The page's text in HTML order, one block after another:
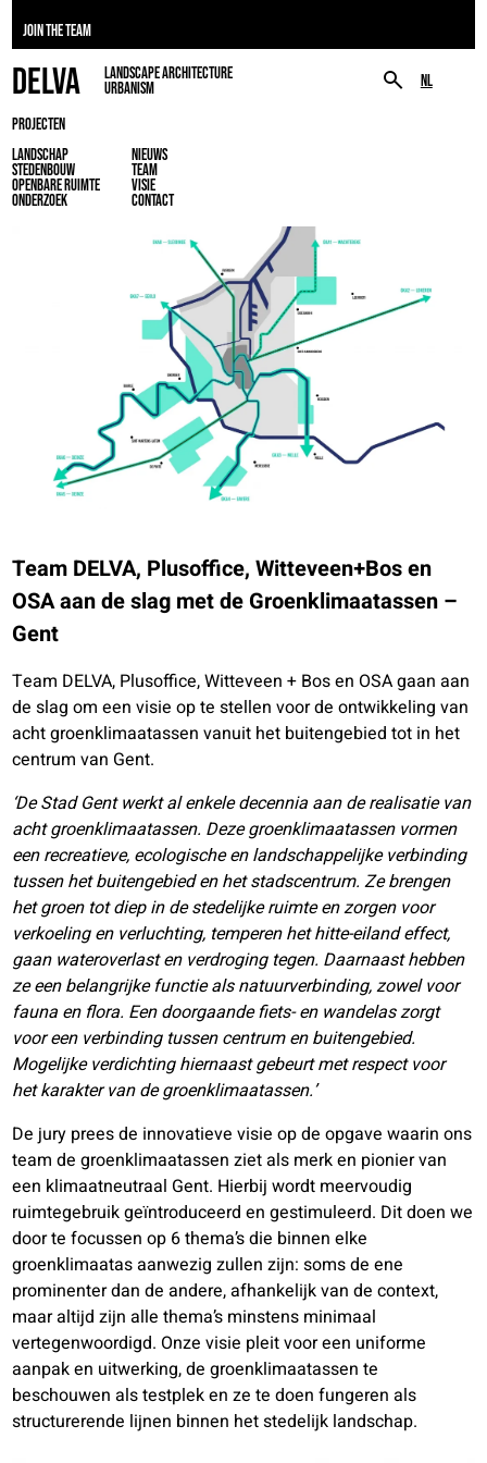
JOIN THE TEAM
NL
DELVA
LANDSCAPE ARCHITECTURE
URBANISM
PROJECTEN
LANDSCHAP
STEDENBOUW
OPENBARE RUIMTE
ONDERZOEK
NIEUWS
TEAM
VISIE
CONTACT
Team DELVA, Plusoffice, Witteveen+Bos en
OSA aan de slag met de Groenklimaatassen –
Gent
Team DELVA, Plusoffice, Witteveen + Bos en OSA gaan aan
de slag om een visie op te stellen voor de ontwikkeling van
acht groenklimaatassen vanuit het buitengebied tot in het
centrum van Gent.
‘De Stad Gent werkt al enkele decennia aan de realisatie van
acht groenklimaatassen. Deze groenklimaatassen vormen
een recreatieve, ecologische en landschappelijke verbinding
tussen het buitengebied en het stadscentrum. Ze brengen
het groen tot diep in de stedelijke ruimte en zorgen voor
verkoeling en verluchting, temperen het hitte-eiland effect,
gaan wateroverlast en verdroging tegen. Daarnaast hebben
ze een belangrijke functie als natuurverbinding, zowel voor
fauna en flora. Een doorgaande fiets- en wandelas zorgt
voor een verbinding tussen centrum en buitengebied.
Mogelijke verdichting hiernaast gebeurt met respect voor
het karakter van de groenklimaatassen.’
De jury prees de innovatieve visie op de opgave waarin ons
team de groenklimaatassen ziet als merk en pionier van
een klimaatneutraal Gent. Hierbij wordt meervoudig
ruimtegebruik geïntroduceerd en gestimuleerd. Dit doen we
door te focussen op 6 thema’s die binnen elke
groenklimaatas aanwezig zullen zijn: soms de ene
prominenter dan de andere, afhankelijk van de context,
maar altijd zijn alle thema’s minstens minimaal
vertegenwoordigd. Onze visie pleit voor een uniforme
aanpak en uitwerking, de groenklimaatassen te
beschouwen als testplek en ze te doen fungeren als
structurerende lijnen binnen het stedelijk landschap.